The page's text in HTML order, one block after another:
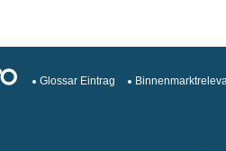
Glossar Eintrag